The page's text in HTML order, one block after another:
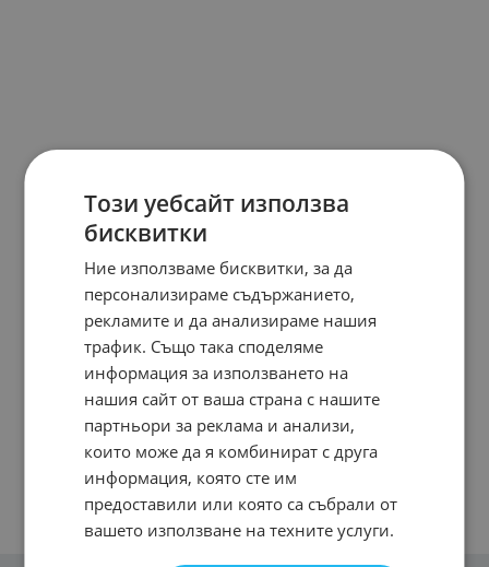
Този уебсайт използва
бисквитки
Ние използваме бисквитки, за да
персонализираме съдържанието,
рекламите и да анализираме нашия
трафик. Също така споделяме
информация за използването на
нашия сайт от ваша страна с нашите
партньори за реклама и анализи,
които може да я комбинират с друга
информация, която сте им
предоставили или която са събрали от
вашето използване на техните услуги.